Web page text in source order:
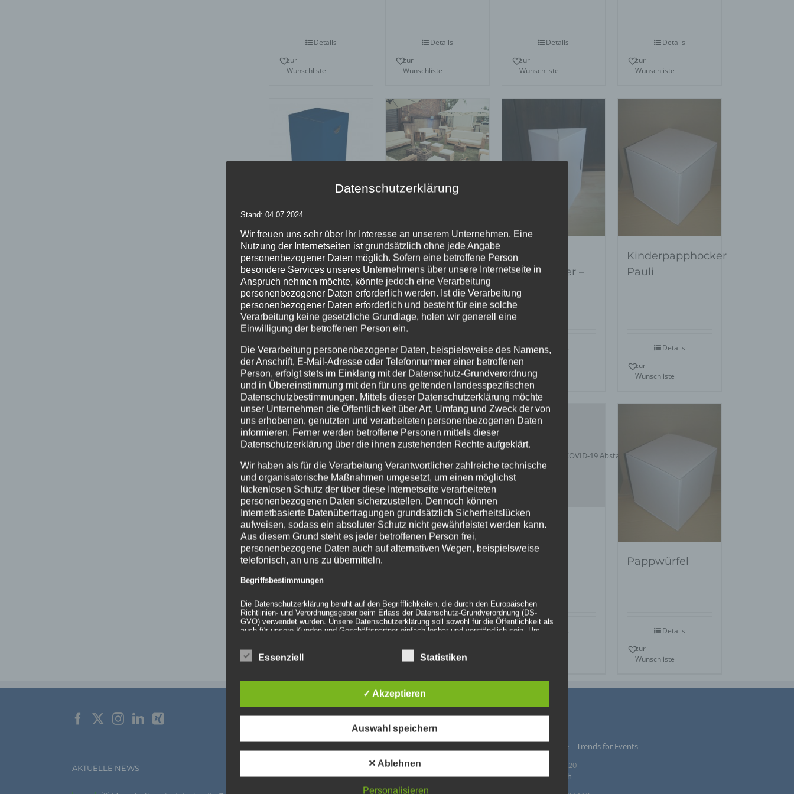
Details
zur
Wunschliste
Details
zur
Wunschliste
Details
zur
Wunschliste
Details
zur
Wunschliste
Papphocker
blau- Pauli
Hocker
Details
zur
Wunschliste
Teredo
Details
zur
Wunschliste
3-Eck-
Papphocker –
klein und
handlich
Details
zur
Wunschliste
Kinderpapphocker
Pauli
Details
zur
Wunschliste
Papiertischhusse
Details
Wunschliste
Papphocker
Details
zur
Wunschliste
COVID19
Produkte
Pappwürfel
Details
zur
Wunschliste
AKTUELLE NEWS
PRODUKTSUCHE IMPRESSUM
Agentur Rindle – Trends for Events
Prinzendamm 20
25436 Tornesch
Datenschutzerklärung
Stand: 04.07.2024
Wir freuen uns sehr über Ihr Interesse an unserem Unternehmen. Eine
Nutzung der Internetseiten ist grundsätzlich ohne jede Angabe
personenbezogener Daten möglich. Sofern eine betroffene Person
besondere Services unseres Unternehmens über unsere Internetseite in
Anspruch nehmen möchte, könnte jedoch eine Verarbeitung
personenbezogener Daten erforderlich werden. Ist die Verarbeitung
personenbezogener Daten erforderlich und besteht für eine solche
Verarbeitung keine gesetzliche Grundlage, holen wir generell eine
Einwilligung der betroffenen Person ein.
Die Verarbeitung personenbezogener Daten, beispielsweise des Namens,
der Anschrift, E-Mail-Adresse oder Telefonnummer einer betroffenen
Person, erfolgt stets im Einklang mit der Datenschutz-Grundverordnung
und in Übereinstimmung mit den für uns geltenden landesspezifischen
Datenschutzbestimmungen. Mittels dieser Datenschutzerklärung möchte
unser Unternehmen die Öffentlichkeit über Art, Umfang und Zweck der von
uns erhobenen, genutzten und verarbeiteten personenbezogenen Daten
informieren. Ferner werden betroffene Personen mittels dieser
Datenschutzerklärung über die ihnen zustehenden Rechte aufgeklärt.
Wir haben als für die Verarbeitung Verantwortlicher zahlreiche technische
und organisatorische Maßnahmen umgesetzt, um einen möglichst
lückenlosen Schutz der über diese Internetseite verarbeiteten
personenbezogenen Daten sicherzustellen. Dennoch können
Internetbasierte Datenübertragungen grundsätzlich Sicherheitslücken
aufweisen, sodass ein absoluter Schutz nicht gewährleistet werden kann.
Aus diesem Grund steht es jeder betroffenen Person frei,
personenbezogene Daten auch auf alternativen Wegen, beispielsweise
telefonisch, an uns zu übermitteln.
Begriffsbestimmungen
Die Datenschutzerklärung beruht auf den Begrifflichkeiten, die durch den Europäischen
Richtlinien- und Verordnungsgeber beim Erlass der Datenschutz-Grundverordnung (DS-
GVO) verwendet wurden. Unsere Datenschutzerklärung soll sowohl für die Öffentlichkeit als
auch für unsere Kunden und Geschäftspartner einfach lesbar und verständlich sein. Um
Wir verwenden in dieser Datenschutzerklärung unter anderem die
a) personenbezogene Daten
insbesondere mittels Zuordnung zu einer Kennung wie einem Namen, zu einer
genetischen, psychischen, wirtschaftlichen, kulturellen oder sozialen Identität dieser
Essenziell Statistiken
✓ Akzeptieren
Auswahl speichern
✕ Ablehnen
Personalisieren